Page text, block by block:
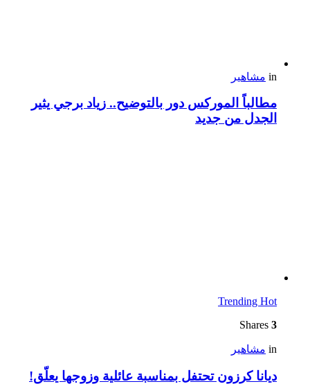
in مشاهير
مطالباً الموركس دور بالتوضيح.. زياد برجي يثير
الجدل من جديد
Trending Hot
3
in مشاهير
ديانا كرزون تحتفل بمناسبة عائلية وزوجها يعلّق!